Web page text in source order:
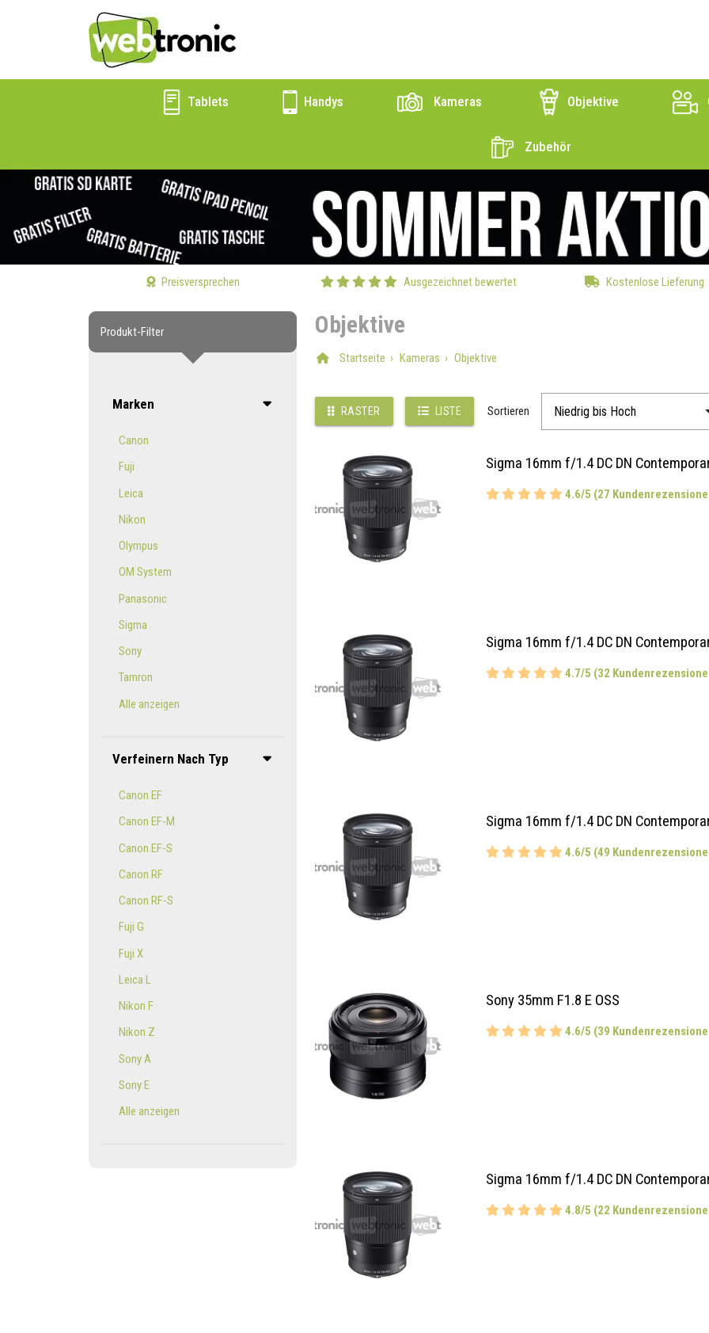
Tablets Handys Kameras Objektive
Zubehör
Preisversprechen Ausgezeichnet bewertet Kostenlose Lieferung
Produkt-Filter
Marken
Canon
Fuji
Leica
Nikon
Olympus
OM System
Panasonic
Sigma
Sony
Tamron
Alle anzeigen
Verfeinern Nach Typ
Canon EF
Canon EF-M
Canon EF-S
Canon RF
Canon RF-S
Fuji G
Fuji X
Leica L
Nikon F
Nikon Z
Sony A
Sony E
Alle anzeigen
Objektive
Startseite Kameras Objektive
RASTER LISTE Sortieren
Sigma 16mm f/1.4 DC DN
4.6/5 (27
Sigma 16mm f/1.4 DC DN
4.7/5 (32
Sigma 16mm f/1.4 DC DN
4.6/5 (49
Sony 35mm F1.8 E OSS
4.6/5 (39
Sigma 16mm f/1.4 DC DN
4.8/5 (22